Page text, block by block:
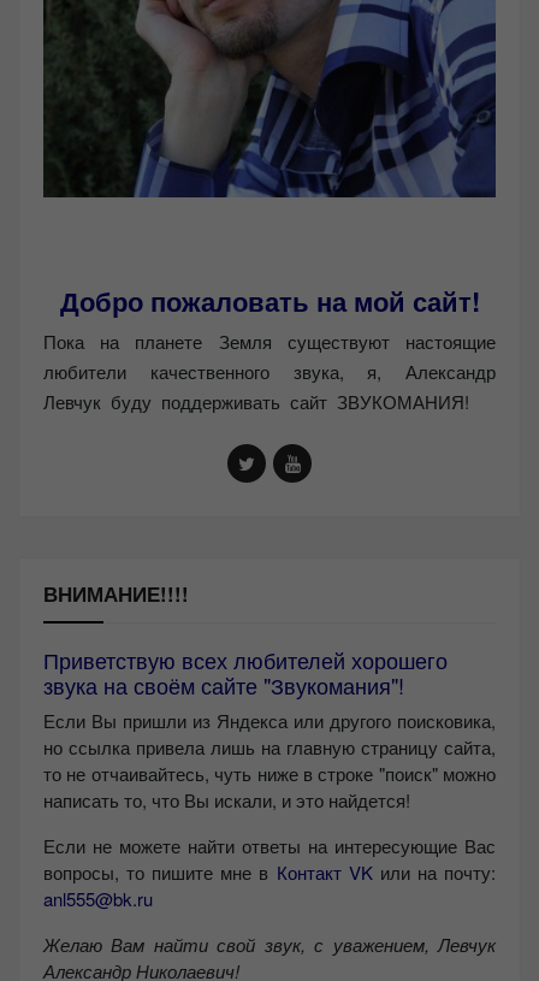
Добро пожаловать на мой сайт!
Пока на планете Земля существуют настоящие
любители качественного звука, я, Александр
Левчук буду поддерживать сайт ЗВУКОМАНИЯ!
ВНИМАНИЕ!!!!
Приветствую всех любителей хорошего
звука на своём сайте "Звукомания"!
Если Вы пришли из Яндекса или другого поисковика,
но ссылка привела лишь на главную страницу сайта,
то не отчаивайтесь, чуть ниже в строке "поиск" можно
написать то, что Вы искали, и это найдется!
Если не можете найти ответы на интересующие Вас
вопросы, то пишите мне в Контакт VKили на почту:
anl555@bk.ru
Желаю Вам найти свой звук, с уважением, Левчук
Александр Николаевич!